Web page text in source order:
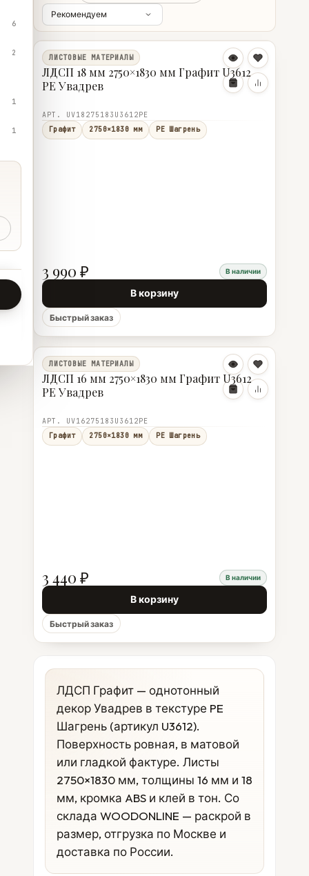
6
2
1
1
ЛИСТОВЫЕ МАТЕРИАЛЫ
ЛДСП 18 мм 2750×1830 мм Графит U3612
PE Увадрев
АРТ. UV18275183U3612PE
Графит
2750×1830 мм PE Шагрень
3 990 ₽ В наличии
В корзину
Быстрый заказ
ЛИСТОВЫЕ МАТЕРИАЛЫ
ЛДСП 16 мм 2750×1830 мм Графит U3612
PE Увадрев
АРТ. UV16275183U3612PE
Графит
2750×1830 мм PE Шагрень
3 440 ₽ В наличии
В корзину
Быстрый заказ
ЛДСП Графит — однотонный
декор Увадрев в текстуре PE
Шагрень (артикул U3612).
Поверхность ровная, в матовой
или гладкой фактуре. Листы
2750×1830 мм, толщины 16 мм и 18
мм, кромка ABS и клей в тон. Со
склада WOODONLINE — раскрой в
размер, отгрузка по Москве и
доставка по России.